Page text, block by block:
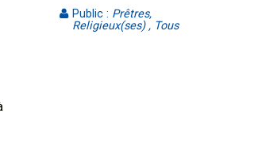
Public : Prêtres,
Religieux(ses) , Tous